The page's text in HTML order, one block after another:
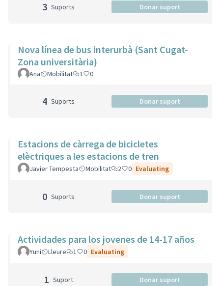
3 Suports Donar suport
Nova línea de bus interurbà (Sant Cugat-
Zona universitària)
Ana Mobilitat 1 0
4 Suports Donar suport
Estacions de càrrega de bicicletes
elèctriques a les estacions de tren
Javier Tempesta Mobilitat 2 0 Evaluating
0 Suports Donar suport
Actividades para los jovenes de 14-17 años
Yuni Lleure 1 0 Evaluating
1 Suport Donar suport